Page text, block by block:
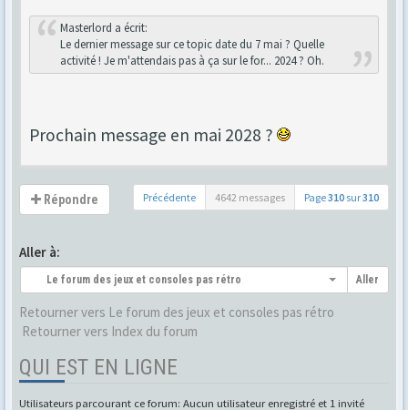
Masterlord a écrit:
Le dernier message sur ce topic date du 7 mai ? Quelle
activité ! Je m'attendais pas à ça sur le for... 2024 ? Oh.
Prochain message en mai 2028 ?
Répondre Précédente 4642 messages Page310 sur310
Aller à:
Le forum des jeux et consoles pas rétro Aller
Retourner vers Le forum des jeux et consoles pas rétro
Retourner vers Index du forum
QUI EST EN LIGNE
Utilisateurs parcourant ce forum: Aucun utilisateur enregistré et 1 invité